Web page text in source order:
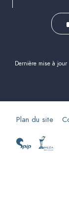
Dernière mise à
Plan du site